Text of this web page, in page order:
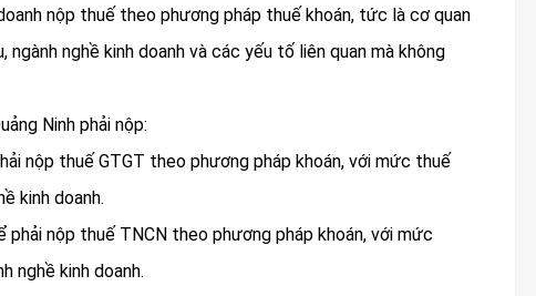
nộp thuế theo phương pháp thuế khoán, tức là cơ quan
nghề kinh doanh và các yếu tố liên quan mà không
Ninh phải nộp:
nộp thuế GTGT theo phương pháp khoán, với mức thuế
kinh doanh.
phải nộp thuế TNCN theo phương pháp khoán, với mức
nghề kinh doanh.